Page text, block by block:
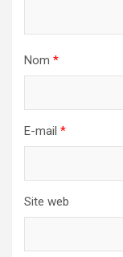
Nom *
E-mail *
Site web